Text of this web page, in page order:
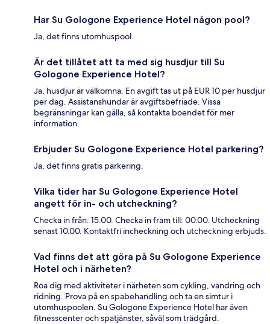
Har Su Gologone Experience Hotel någon pool?
Ja, det finns utomhuspool.
Är det tillåtet att ta med sig husdjur till Su
Gologone Experience Hotel?
Ja, husdjur är välkomna. En avgift tas ut på EUR 10 per husdjur
per dag. Assistanshundar är avgiftsbefriade. Vissa
begränsningar kan gälla, så kontakta boendet för mer
information.
Erbjuder Su Gologone Experience Hotel parkering?
Ja, det finns gratis parkering.
Vilka tider har Su Gologone Experience Hotel
angett för in- och utcheckning?
Checka in från: 15.00. Checka in fram till: 00.00. Utcheckning
senast 10.00. Kontaktfri incheckning och utcheckning erbjuds.
Vad finns det att göra på Su Gologone Experience
Hotel och i närheten?
Roa dig med aktiviteter i närheten som cykling, vandring och
ridning. Prova på en spabehandling och ta en simtur i
utomhuspoolen. Su Gologone Experience Hotel har även
fitnesscenter och spatjänster, såväl som trädgård.